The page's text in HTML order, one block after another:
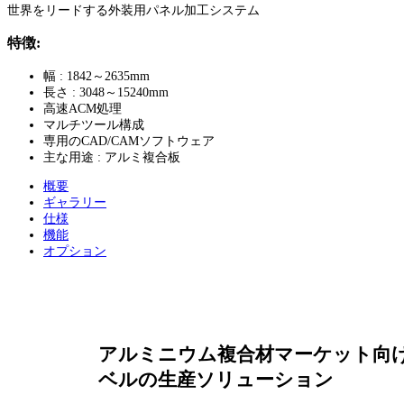
世界をリードする外装用パネル加工システム
特徴:
幅 : 1842～2635mm
長さ : 3048～15240mm
高速ACM処理
マルチツール構成
専用のCAD/CAMソフトウェア
主な用途 : アルミ複合板
概要
ギャラリー
仕様
機能
オプション
アルミニウム複合材マーケット向
ベルの生産ソリューション